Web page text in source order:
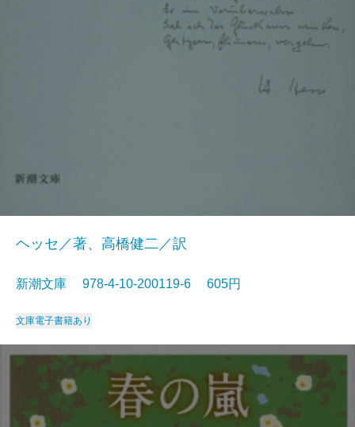
ヘッセ／著、高橋健二／訳
新潮文庫 978-4-10-200119-6 605円
文庫電子書籍あり